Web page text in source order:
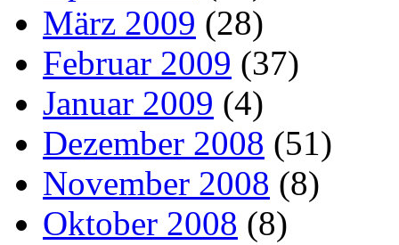
März 2009 (28)
Februar 2009 (37)
Januar 2009 (4)
Dezember 2008 (51)
November 2008 (8)
Oktober 2008 (8)